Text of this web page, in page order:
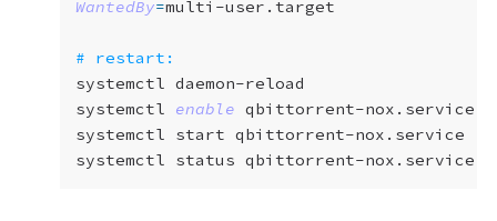
WantedBy=
# restart:
systemctl enable